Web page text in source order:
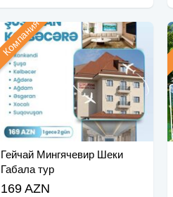
Гейчай Мингячевир Шеки
Габала тур
Компания
169 AZN